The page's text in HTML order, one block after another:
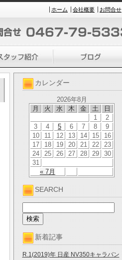
ホーム 会社概要 お問合せ
カレンダー
2026年8月
月
火 水 木 金 土 日
« 7月
1
2
3
4 5 6 7 8
9
10
11 12 13 14 15
16
17
18 19 20 21 22
23
24
25 26 27 28 29
30
31
SEARCH
新着記事
R.1(2019)年 日産 NV350キャラバン